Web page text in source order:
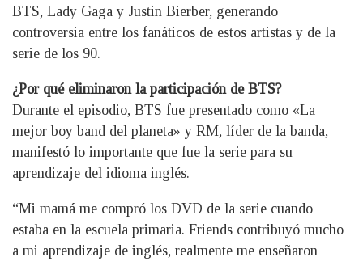
BTS, Lady Gaga y Justin Bierber, generando
controversia entre los fanáticos de estos artistas y de la
serie de los 90.
¿Por qué eliminaron la participación de BTS?
Durante el episodio, BTS fue presentado como «La
mejor boy band del planeta» y RM, líder de la banda,
manifestó lo importante que fue la serie para su
aprendizaje del idioma inglés.
“Mi mamá me compró los DVD de la serie cuando
estaba en la escuela primaria. Friends contribuyó mucho
a mi aprendizaje de inglés, realmente me enseñaron